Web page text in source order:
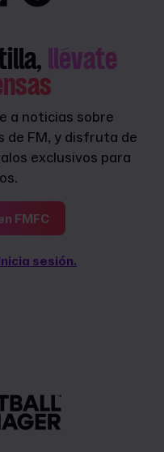
llévate
a noticias sobre
de FM, y disfruta de
exclusivos para
FMFC
sesión.